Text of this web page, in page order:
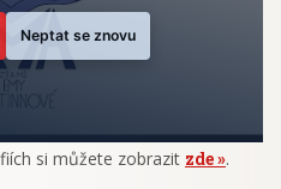
Neptat se znovu
si můžete zobrazit zde .